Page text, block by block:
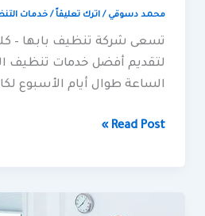
محمد دسوقي /اترك تعليقاً /خدمات
تسعى شركة تنظيف بابها –
لتقديم أفضل خدمات تنظيف
الساعة طوال أيام الأسبوع
Read Post »